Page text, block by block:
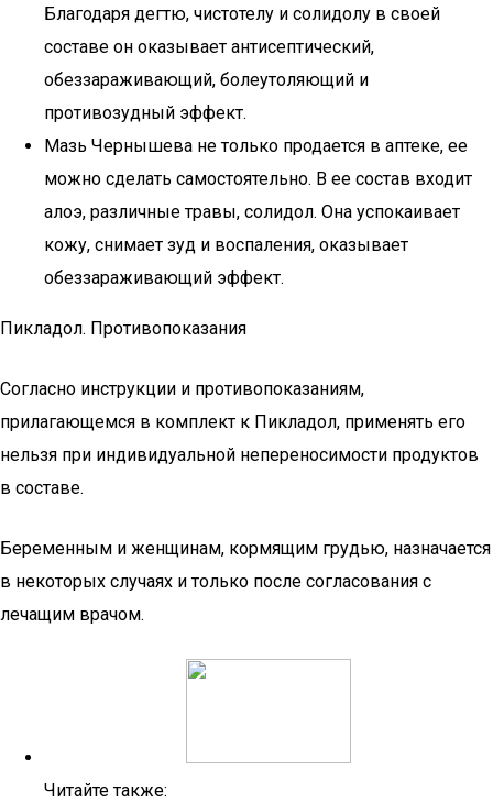
Благодаря дегтю, чистотелу и солидолу в своей
составе он оказывает антисептический,
обеззараживающий, болеутоляющий и
противозудный эффект.
Мазь Чернышева не только продается в аптеке, ее
можно сделать самостоятельно. В ее состав входит
алоэ, различные травы, солидол. Она успокаивает
кожу, снимает зуд и воспаления, оказывает
обеззараживающий эффект.
Пикладол. Противопоказания
Согласно инструкции и противопоказаниям,
прилагающемся в комплект к Пикладол, применять его
нельзя при индивидуальной непереносимости продуктов
в составе.
Беременным и женщинам, кормящим грудью, назначается
в некоторых случаях и только после согласования с
лечащим врачом.
Читайте также: